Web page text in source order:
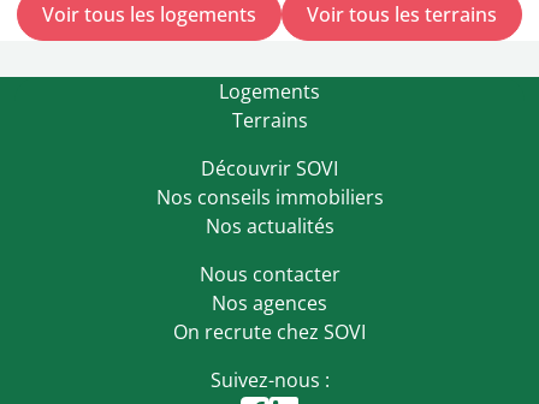
Voir tous les logements Voir tous les terrains
Logements
Terrains
Découvrir SOVI
Nos conseils immobiliers
Nos actualités
Nous contacter
Nos agences
On recrute chez SOVI
Suivez-nous :